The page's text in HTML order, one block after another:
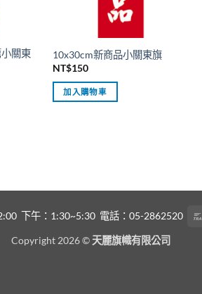
關東
10x30cm新商品小關東旗
NT$150
加入購物車
下午：1:30~5:30 電話：05-2862520
Copyright 2026 © 天麗旗幟有限公司